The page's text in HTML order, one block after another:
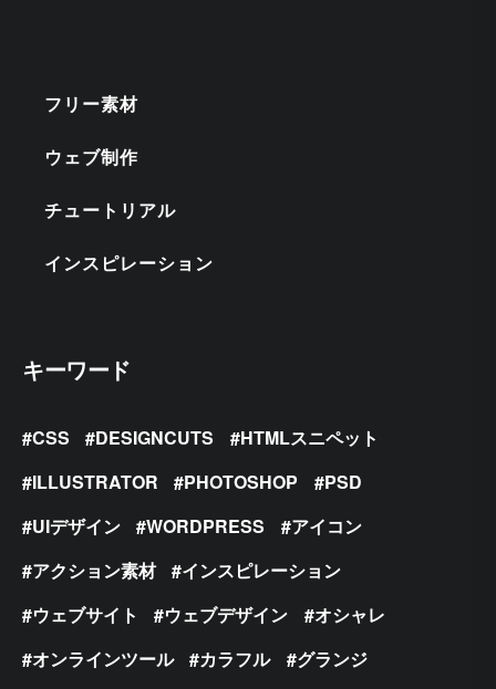
フリー素材
ウェブ制作
チュートリアル
インスピレーション
キーワード
CSS DESIGNCUTS
HTMLスニペット
ILLUSTRATOR
PHOTOSHOP
PSD
UIデザイン
WORDPRESS
アイコン
アクション素材
インスピレーション
ウェブサイト
ウェブデザイン
オシャレ
オンラインツール
カラフル
グランジ